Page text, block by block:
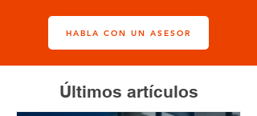
HABLA CON UN ASESOR
Últimos artículos